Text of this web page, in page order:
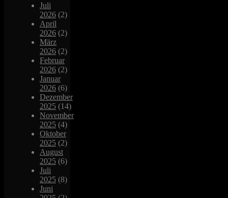
Juli
2026 (2)
April
2026 (2)
März
2026 (2)
Februar
2026 (2)
Januar
2026 (6)
Dezember
2025 (14)
November
2025 (4)
Oktober
2025 (2)
August
2025 (6)
Juli
2025 (8)
Juni